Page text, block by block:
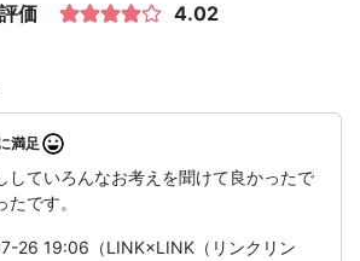
価 4.02
満足
していろんなお考えを聞けて良かったで
です。
26 19:06（LINK×LINK（リンクリン